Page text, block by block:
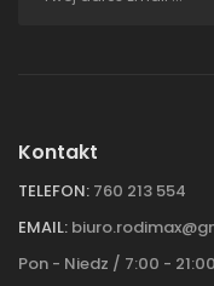
Kontakt
TELEFON: 760 213 554
EMAIL:
Pon - Niedz / 7:00 - 21:00